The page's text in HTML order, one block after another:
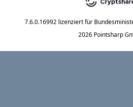
7.6.0.16992 lizenziert für
2026 Pointsharp